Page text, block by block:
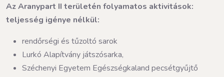
Az Aranypart II területén folyamatos aktivitások:
teljesség igénye nélkül:
rendőrségi és tűzoltó sarok
Lurkó Alapítvány játszósarka,
Széchenyi Egyetem Egészségkaland pecsétgyűjtő